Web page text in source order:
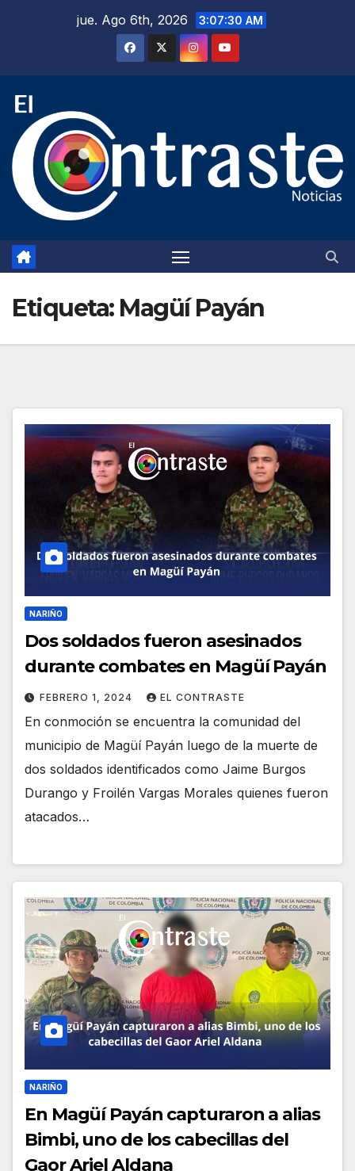
jue. Ago 6th, 2026 3:07:31 AM
Etiqueta: Magüí Payán
NARIÑO
Dos soldados fueron asesinados
durante combates en Magüí Payán
FEBRERO 1, 2024 EL CONTRASTE
En conmoción se encuentra la comunidad del
municipio de Magüí Payán luego de la muerte de
dos soldados identificados como Jaime Burgos
Durango y Froilén Vargas Morales quienes fueron
atacados…
NARIÑO
En Magüí Payán capturaron a alias
Bimbi, uno de los cabecillas del
Gaor Ariel Aldana